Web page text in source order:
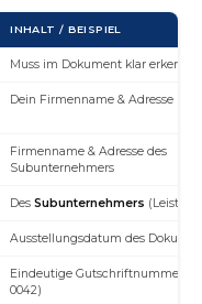
INHALT / BEISPIEL
Muss im Dokument klar
Dein Firmenname & Adresse
Firmenname & Adresse des
Subunternehmers
DesSubunternehmers
Ausstellungsdatum des
Eindeutige Gutschriftnummer (z.
0042)